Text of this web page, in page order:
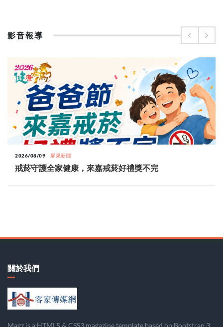
影音報導
2026/08/09 屏果新聞
戒菸守護全家健康，來嘉戒菸好禮獎不完
關於我們